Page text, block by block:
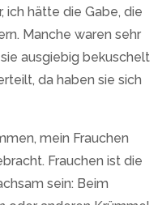
ich hätte die Gabe, die
Manche waren sehr
ausgiebig bekuschelt
da haben sie sich
mein Frauchen
Frauchen ist die
sein: Beim